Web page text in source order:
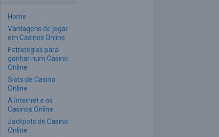
Home
Vantagens de jogar
em Casinos Online
Estratégias para
ganhar num Casino
Online
Slots de Casino
Online
A Internet e os
Casinos Online
Jackpots de Casino
Online